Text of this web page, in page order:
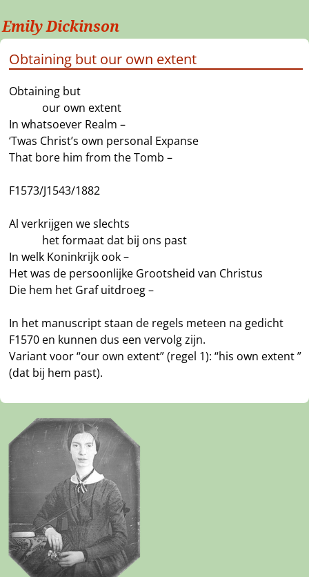
Emily Dickinson
Obtaining but our own extent
Obtaining but
our own extent
In whatsoever Realm –
‘Twas Christ’s own personal Expanse
That bore him from the Tomb –
F1573/J1543/1882
Al verkrijgen we slechts
het formaat dat bij ons past
In welk Koninkrijk ook –
Het was de persoonlijke Grootsheid van Christus
Die hem het Graf uitdroeg –
In het manuscript staan de regels meteen na gedicht
F1570 en kunnen dus een vervolg zijn.
Variant voor “our own extent” (regel 1): “his own extent ”
(dat bij hem past).